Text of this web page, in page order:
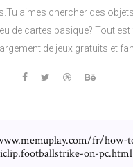
aimes chercher des
de cartes basique? Tout
de jeux gratuits et
fr/how-
on-pc.html